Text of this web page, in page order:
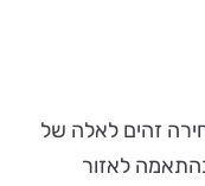
זהים לאלה של
לאזור